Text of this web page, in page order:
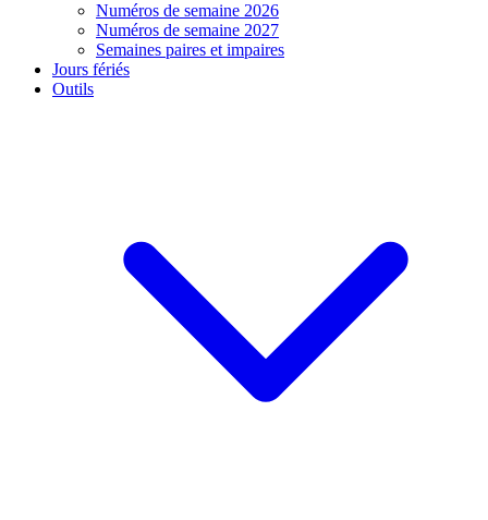
Numéros de semaine 2026
Numéros de semaine 2027
Semaines paires et impaires
Jours fériés
Outils